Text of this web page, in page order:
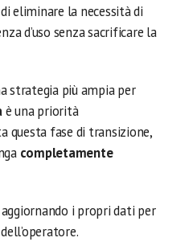
eliminare la necessità di
d’uso senza sacrificare la
strategia più ampia per
è una priorità
questa fase di transizione,
completamente
i propri dati per